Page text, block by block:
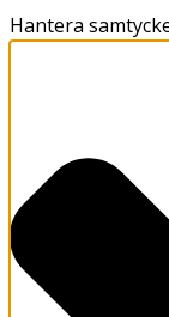
Hantera